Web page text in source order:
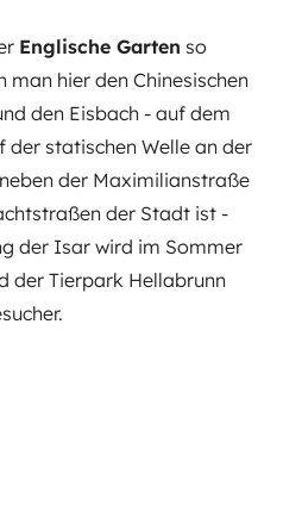
Englische Garten so
man hier den Chinesischen
den Eisbach - auf dem
statischen Welle an der
der Maximilianstraße
der Stadt ist -
der Isar wird im Sommer
der Tierpark Hellabrunn